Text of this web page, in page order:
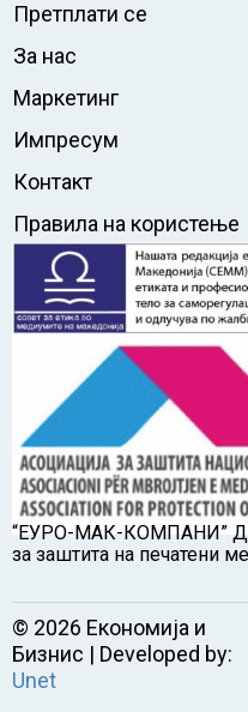
Претплати се
За нас
Маркетинг
Импресум
Контакт
Правила на користење
“ЕУРО-МАК-КОМПАНИ”
за заштита на печатени
© 2026 Економија и
Бизнис | Developed by:
Unet